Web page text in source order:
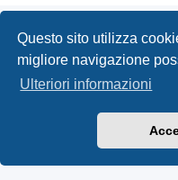
Questo sito utilizza
migliore navigazione
Ulteriori informazioni